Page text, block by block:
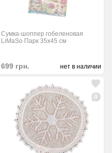
Сумка-шоппер гобеленовая
LiMaSo Парк 35x45 см
699 грн. нет в наличии
0